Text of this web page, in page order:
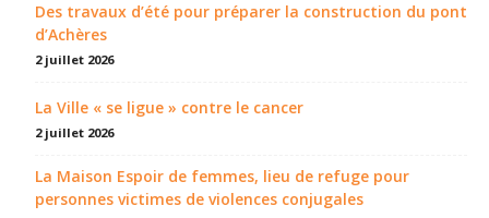
Des travaux d’été pour préparer la construction du pont
d’Achères
2 juillet 2026
La Ville « se ligue » contre le cancer
2 juillet 2026
La Maison Espoir de femmes, lieu de refuge pour
personnes victimes de violences conjugales